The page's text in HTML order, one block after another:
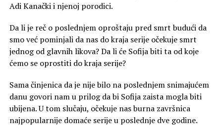
Adi Kanački i njenoj porodici.
Da li je reč o poslednjem oproštaju pred smrt budući da
smo već pominjali da nas do kraja serije očekuje smrt
jednog od glavnih likova? Da li će Sofija biti ta od koje
ćemo se oprostiti do kraja serije?
Sama činjenica da je nije bilo na poslednjem snimajućem
danu govori nam u prilog da bi Sofija zaista mogla biti
ubijena. U tom slučaju, očekuje nas burna završnica
najpopularnije domaće serije u poslednje dve godine.